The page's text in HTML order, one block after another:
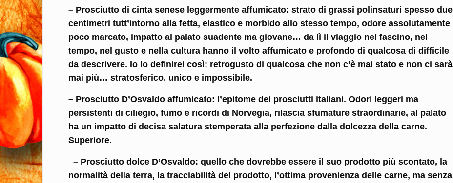
– Prosciutto di cinta senese leggermente affumicato: strato di grassi polinsaturi spesso due
centimetri tutt’intorno alla fetta, elastico e morbido allo stesso tempo, odore assolutamente
poco marcato, impatto al palato suadente ma giovane… da lì il viaggio nel fascino, nel
tempo, nel gusto e nella cultura hanno il volto affumicato e profondo di qualcosa di difficile
da descrivere. Io lo definirei così: retrogusto di qualcosa che non c’è mai stato e non ci sarà
mai più… stratosferico, unico e impossibile.
– Prosciutto D’Osvaldo affumicato: l’epitome dei prosciutti italiani. Odori leggeri ma
persistenti di ciliegio, fumo e ricordi di Norvegia, rilascia sfumature straordinarie, al palato
ha un impatto di decisa salatura stemperata alla perfezione dalla dolcezza della carne.
Superiore.
– Prosciutto dolce D’Osvaldo: quello che dovrebbe essere il suo prodotto più scontato, la
normalità della terra, la tracciabilità del prodotto, l’ottima provenienza delle carne, ma senza